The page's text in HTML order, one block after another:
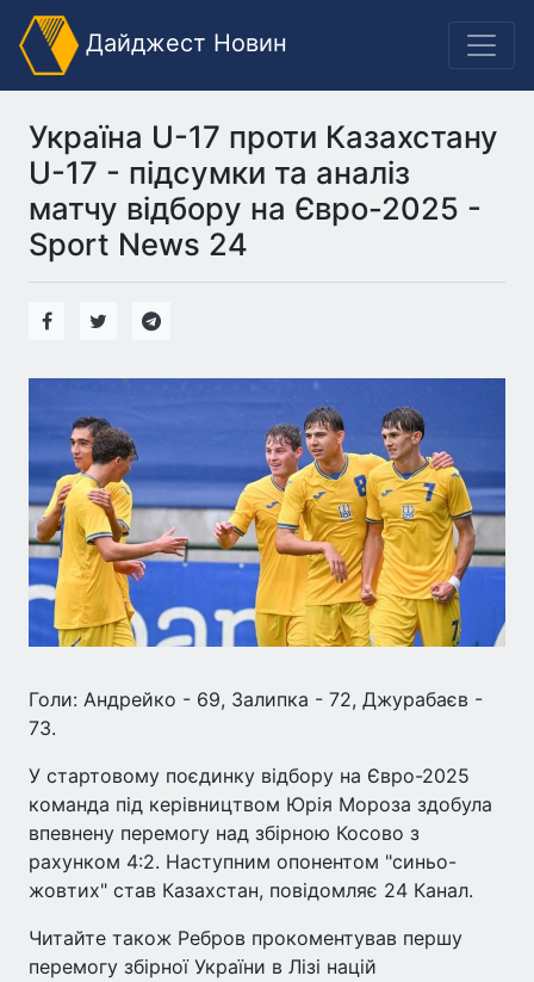
Дайджест Новин
Україна U-17 проти Казахстану
U-17 - підсумки та аналіз
матчу відбору на Євро-2025 -
Sport News 24
Голи: Андрейко - 69, Залипка - 72, Джурабаєв -
73.
У стартовому поєдинку відбору на Євро-2025
команда під керівництвом Юрія Мороза здобула
впевнену перемогу над збірною Косово з
рахунком 4:2. Наступним опонентом "синьо-
жовтих" став Казахстан, повідомляє 24 Канал.
Читайте також Ребров прокоментував першу
перемогу збірної України в Лізі націй